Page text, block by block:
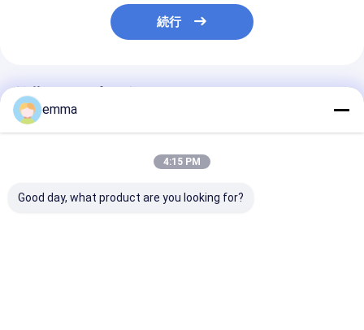
続行
推薦されたプロダクト
emma
4:15 PM
Good day, what product are you looking for?